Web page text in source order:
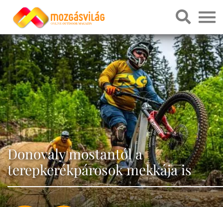
Donovaly mostantól a
terepkerékpárosok mekkája is